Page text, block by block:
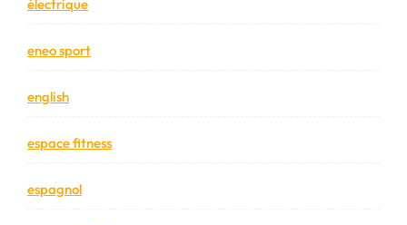
électrique
eneo sport
english
espace fitness
espagnol